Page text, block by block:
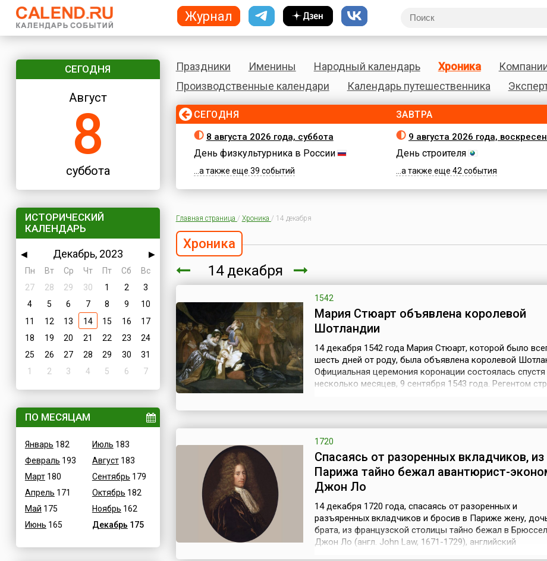
СЕГОДНЯ
Август
8
суббота
ИСТОРИЧЕСКИЙ
КАЛЕНДАРЬ
◀ Декабрь, 2023
▶
Пн
Вт Ср Чт Пт Сб
Вс
27
28 29 30 1 2
3
4
5 6 7 8 9
10
11
12 13 14 15 16
17
18
19 20 21 22 23
24
25
26 27 28 29 30
31
1
2 3 4 5 6 7
ПО МЕСЯЦАМ
Январь 182
Февраль 193
Март180
Апрель 171
Май 175
Июнь 165
Июль 183
Август183
Сентябрь 179
Октябрь 182
Ноябрь 162
Декабрь 175
Праздники Именины Народный календарь Хроника
Производственные календари
Календарь путешественника
СЕГОДНЯ
8 августа 2026 года, суббота
День физкультурника в России
...а также еще 39 событий
ЗАВТРА
9 августа 2026 года,
День строителя
...а также еще 42 события
Главная страница / Хроника / 14 декабря
Хроника
14 декабря
1542
Мария Стюарт объявлена королевой
Шотландии
14 декабря 1542 года Мария Стюарт, которой было
шесть дней от роду, была объявлена королевой
Официальная церемония коронации состоялась спустя
несколько месяцев, 9 сентября 1543 года. Регентом
сторонники союза с А...
1720
Спасаясь от разоренных вкладчиков, из
Парижа тайно бежал авантюрист-
Джон Ло
14 декабря 1720 года, спасаясь от разоренных и
разъяренных вкладчиков и бросив в Париже жену,
брата, из французской столицы тайно бежал в
Джон Ло (англ. John Law, 1671-1729), английский
Журнал